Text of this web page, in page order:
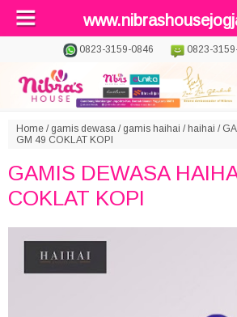
0823-3159-0846 0823-
Home / gamis dewasa / gamis haihai / haihai /
GM 49 COKLAT KOPI
GAMIS DEWASA
COKLAT KOPI